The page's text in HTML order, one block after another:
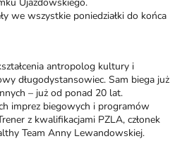
we wszystkie poniedziałki do końca
antropolog kultury i
długodystansowiec. Sam biega już
– już od ponad 20 lat.
imprez biegowych i programów
z kwalifikacjami PZLA, członek
Team Anny Lewandowskiej.